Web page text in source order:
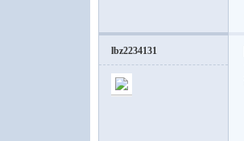
lbz2234131